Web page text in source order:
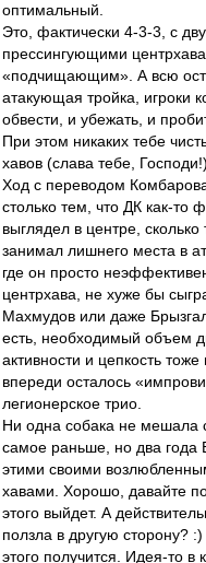
оптимальный.
Это, фактически 4-3-3, с
прессингующими
«подчищающим». А всю
атакующая тройка, игроки
обвести, и убежать, и
При этом никаких тебе
хавов (слава тебе, Господи!).
Ход с переводом
столько тем, что ДК как-то
выглядел в центре,
занимал лишнего места в
где он просто
центрхава, не хуже бы
Махмудов или даже
есть, необходимый объем
активности и цепкость
впереди осталось
легионерское трио.
Ни одна собака не мешала
самое раньше, но два года
этими своими
хавами. Хорошо, давайте
этого выйдет. А
ползла в другую сторону? :)
этого получится. Идея-то в